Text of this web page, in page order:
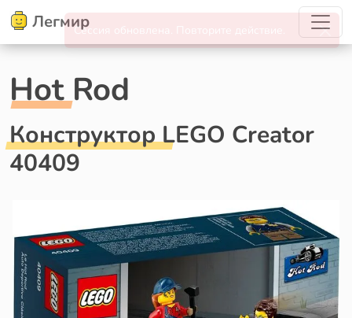
Легмир
Hot Rod
Конструктор LEGO Creator
40409